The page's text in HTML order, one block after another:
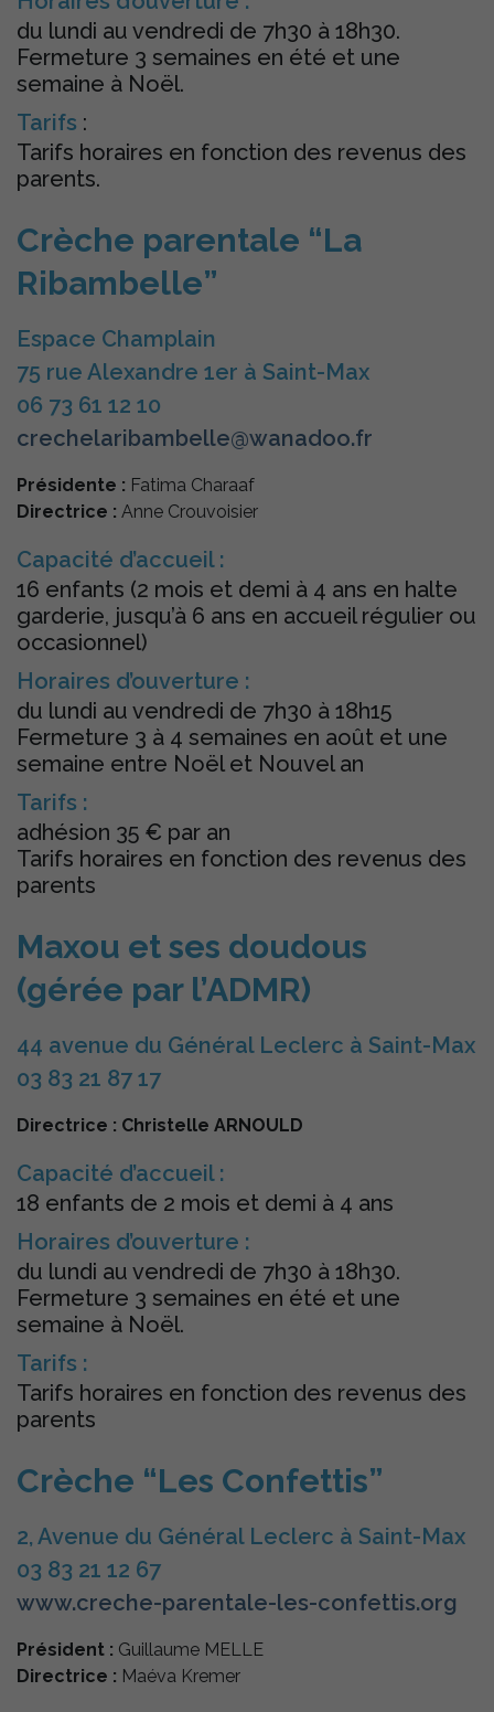
du lundi au vendredi de 7h30 à 18h30.
Fermeture 3 semaines en été et une
semaine à Noël.
Tarifs :
Tarifs horaires en fonction des revenus des
parents.
Crèche parentale “La
Ribambelle”
Espace Champlain
75 rue Alexandre 1er à Saint-Max
06 73 61 12 10
crechelaribambelle@wanadoo.fr
Présidente : Fatima Charaaf
Directrice : Anne Crouvoisier
Capacité d’accueil :
16 enfants (2 mois et demi à 4 ans en halte
garderie, jusqu’à 6 ans en accueil régulier ou
occasionnel)
Horaires d’ouverture :
du lundi au vendredi de 7h30 à 18h15
Fermeture 3 à 4 semaines en août et une
semaine entre Noël et Nouvel an
Tarifs :
adhésion 35 € par an
Tarifs horaires en fonction des revenus des
parents
Maxou et ses doudous
(gérée par l’ADMR)
44 avenue du Général Leclerc à Saint-Max
03 83 21 87 17
Directrice : Christelle ARNOULD
Capacité d’accueil :
18 enfants de 2 mois et demi à 4 ans
Horaires d’ouverture :
du lundi au vendredi de 7h30 à 18h30.
Fermeture 3 semaines en été et une
semaine à Noël.
Tarifs :
Tarifs horaires en fonction des revenus des
parents
Crèche “Les Confettis”
2, Avenue du Général Leclerc à Saint-Max
03 83 21 12 67
www.creche-parentale-les-confettis.org
Président : Guillaume MELLE
Directrice : Maéva Kremer